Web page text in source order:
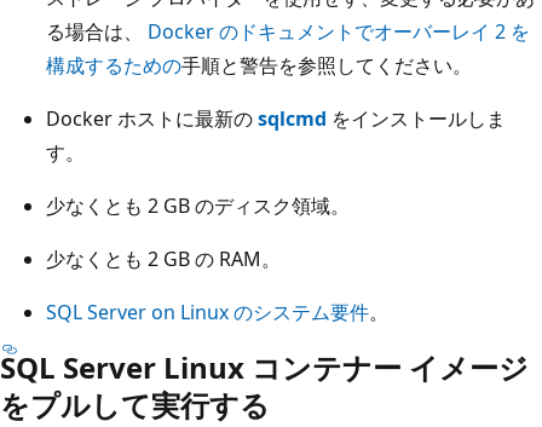
る場合は、 Docker のドキュメントでオーバーレイ 2 を
構成するための手順と警告を参照してください。
Docker ホストに最新のsqlcmd をインストールしま
す。
少なくとも 2 GB のディスク領域。
少なくとも 2 GB の RAM。
SQL Server on Linux のシステム要件。
SQL Server Linux コンテナー イメージ
をプルして実行する